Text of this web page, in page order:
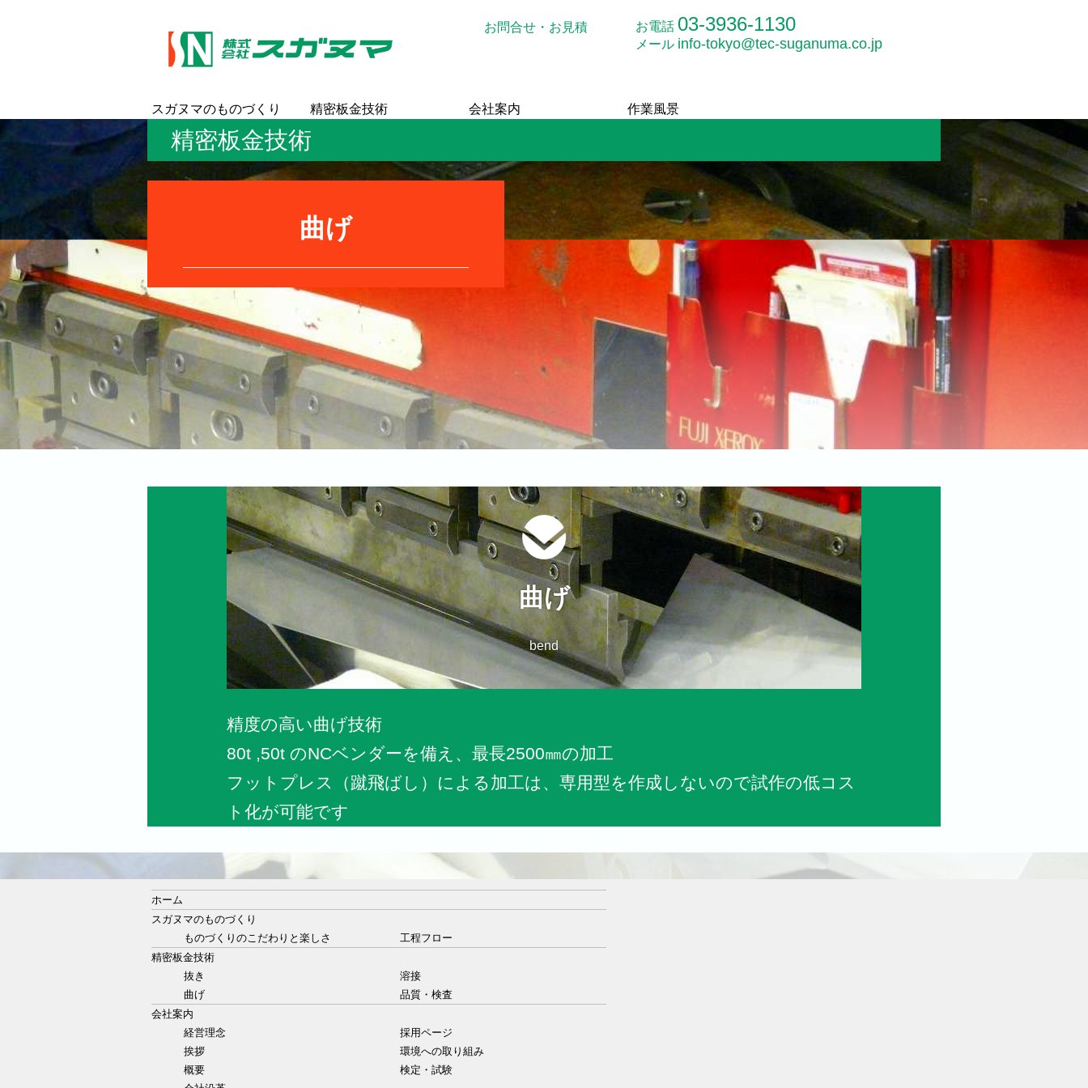
お問合せ・お見積 お電話 03-3936-1130
メール info-tokyo@tec-suganuma.co.jp
スガヌマのものづくり 精密板金技術 会社案内 作業風景
精密板金技術
曲げ
曲げ
bend
精度の高い曲げ技術
80t ,50t のNCベンダーを備え、最長2500㎜の加工
フットプレス（蹴飛ばし）による加工は、専用型を作成しないので試作の低コス
ト化が可能です
ホーム
スガヌマのものづくり
ものづくりのこだわりと楽しさ
工程フロー
精密板金技術
抜き
曲げ
溶接
品質・検査
会社案内
経営理念
挨拶
概要
採用ページ
環境への取り組み
検定・試験